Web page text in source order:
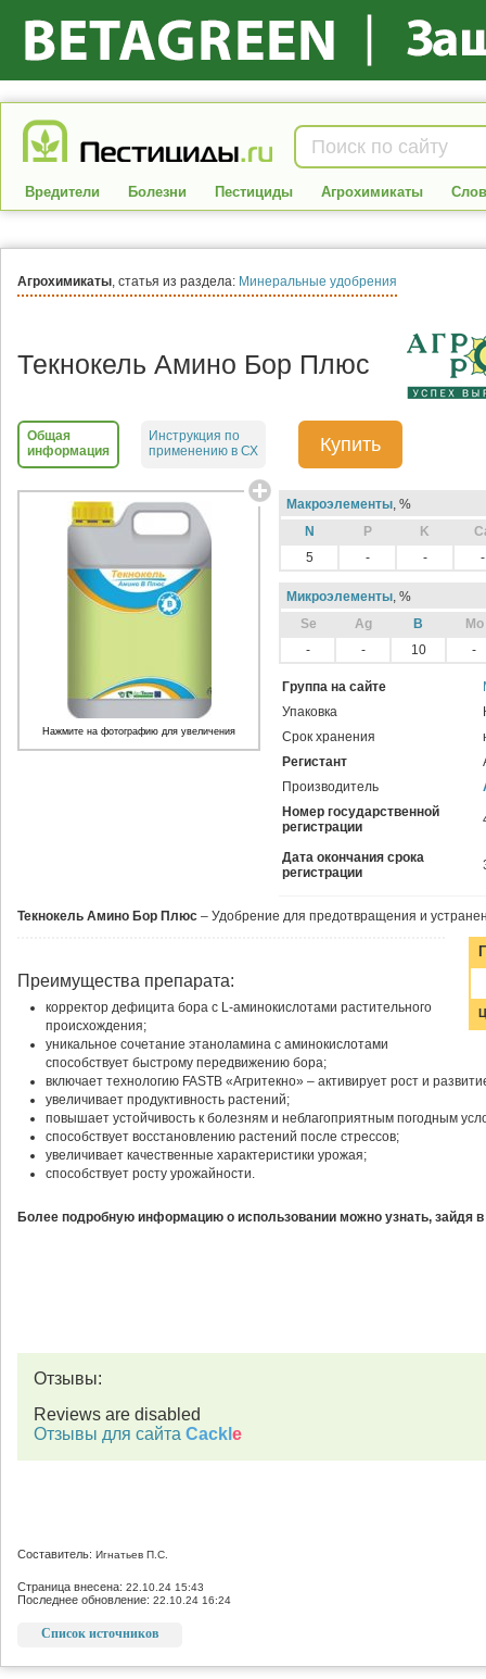
Вредители Болезни Пестициды Агрохимикаты
Агрохимикаты, статья из раздела: Минеральные удобрения
Текнокель Амино Бор Плюс
Общая
информация
Инструкция по
применению в СХ
Купить
Макроэлементы, %
N
P K
5
- - -
Микроэлементы, %
Sе
Ag B
Mo
-
- 10 -
Группа на сайте
Упаковка
Срок хранения
Регистант
Производитель
Номер государственной
регистрации
Дата окончания срока
регистрации
Нажмите на фотографию для увеличения
Текнокель Амино Бор Плюс – Удобрение для предотвращения и
Преимущества препарата:
корректор дефицита бора с L-аминокислотами растительного
происхождения;
уникальное сочетание этаноламина с аминокислотами
способствует быстрому передвижению бора;
включает технологию FASTB «Агритекно» – активирует рост и
увеличивает продуктивность растений;
повышает устойчивость к болезням и неблагоприятным погодным
способствует восстановлению растений после стрессов;
увеличивает качественные характеристики урожая;
способствует росту урожайности.
Более подробную информацию о использовании можно узнать, зайдя в
Отзывы:
Reviews are disabled
Отзывы для сайта Cackl e
Составитель: Игнатьев П.С.
Страница внесена: 22.10.24 15:43
Последнее обновление: 22.10.24 16:24
Список источников